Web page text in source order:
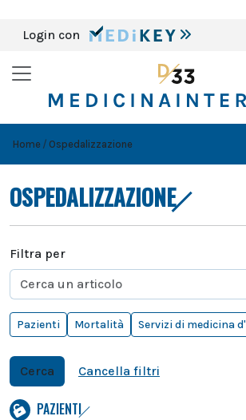
Login con
Home Ospedalizzazione
OSPEDALIZZAZIONE
Filtra per
Pazienti Mortalità Servizi di medicina
Cerca Cancella filtri
PAZIENTI